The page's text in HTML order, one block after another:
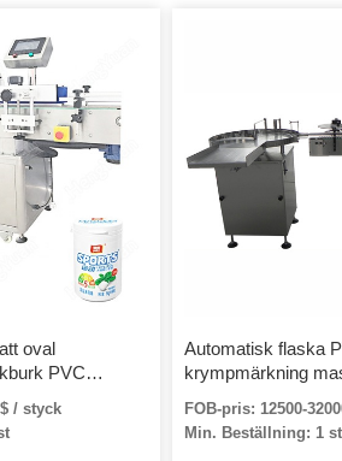
oval
PVC
med
/ styck
Automatisk flaska
krympmärkning
FOB-pris: 12500-
Min. Beställning: 1 st